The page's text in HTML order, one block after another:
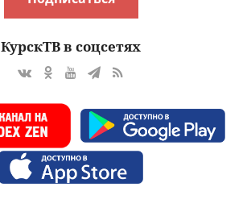
КурскТВ в соцсетях